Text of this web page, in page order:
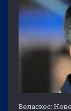
Веласкес: